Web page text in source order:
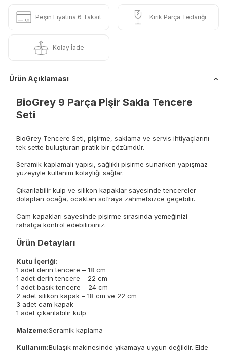
Peşin Fiyatına 6 Taksit Kırık Parça Tedariği
Kolay İade
Ürün Açıklaması
BioGrey 9 Parça Pişir Sakla Tencere
Seti
BioGrey Tencere Seti, pişirme, saklama ve servis ihtiyaçlarını
tek sette buluşturan pratik bir çözümdür.
Seramik kaplamalı yapısı, sağlıklı pişirme sunarken yapışmaz
yüzeyiyle kullanım kolaylığı sağlar.
Çıkarılabilir kulp ve silikon kapaklar sayesinde tencereler
dolaptan ocağa, ocaktan sofraya zahmetsizce geçebilir.
Cam kapakları sayesinde pişirme sırasında yemeğinizi
rahatça kontrol edebilirsiniz.
Ürün Detayları
Kutu İçeriği:
1 adet derin tencere – 18 cm
1 adet derin tencere – 22 cm
1 adet basık tencere – 24 cm
2 adet silikon kapak – 18 cm ve 22 cm
3 adet cam kapak
1 adet çıkarılabilir kulp
Malzeme:Seramik kaplama
Kullanım:Bulaşık makinesinde yıkamaya uygun değildir. Elde